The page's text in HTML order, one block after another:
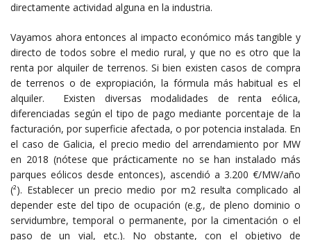
directamente actividad alguna en la industria.
Vayamos ahora entonces al impacto económico más tangible y
directo de todos sobre el medio rural, y que no es otro que la
renta por alquiler de terrenos. Si bien existen casos de compra
de terrenos o de expropiación, la fórmula más habitual es el
alquiler. Existen diversas modalidades de renta eólica,
diferenciadas según el tipo de pago mediante porcentaje de la
facturación, por superficie afectada, o por potencia instalada. En
el caso de Galicia, el precio medio del arrendamiento por MW
en 2018 (nótese que prácticamente no se han instalado más
parques eólicos desde entonces), ascendió a 3.200 €/MW/año
(²). Establecer un precio medio por m2resulta complicado al
depender este del tipo de ocupación (e.g., de pleno dominio o
servidumbre, temporal o permanente, por la cimentación o el
paso de un vial, etc.). No obstante, con el objetivo de